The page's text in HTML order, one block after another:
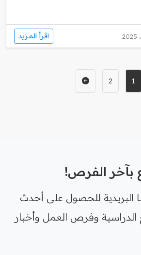
اقرأ المزيد
1
2
بآخر الفرص!
البريدية للحصول على أحدث
الدراسية وفرص العمل وأخبار